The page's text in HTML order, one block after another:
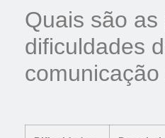
Quais são as
dificuldades